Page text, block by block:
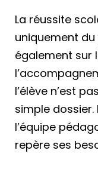
La réussite
uniquement
également sur
l’élève n’est
simple
l’équipe
repère ses